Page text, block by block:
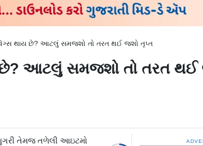
થાય છે? આટલું સમજશો તો તરત થઈ જશો તૃપ્ત
છે? આટલું સમજશો તો તરત થઈ
શુગરી તેમજ તળેલી આઇટમો